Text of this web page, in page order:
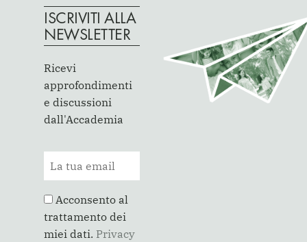
ISCRIVITI ALLA
NEWSLETTER
Ricevi
approfondimenti
e discussioni
dall'Accademia
Acconsento al
trattamento dei
miei dati. Privacy